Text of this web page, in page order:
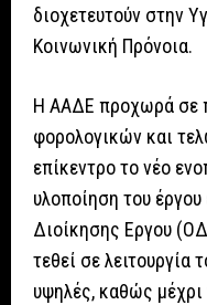
διοχετευτούν στην
Κοινωνική Πρόνοια.
Η ΑΑΔΕ προχωρά σε
φορολογικών και
επίκεντρο το νέο
υλοποίηση του
Διοίκησης Εργου
τεθεί σε λειτουργία
υψηλές, καθώς μέχρι